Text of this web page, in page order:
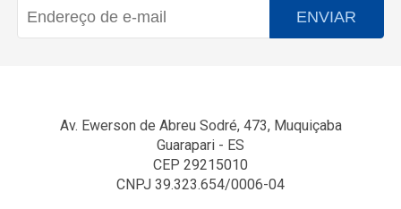
ENVIAR
Av. Ewerson de Abreu Sodré, 473, Muquiçaba
Guarapari - ES
CEP 29215010
CNPJ 39.323.654/0006-04